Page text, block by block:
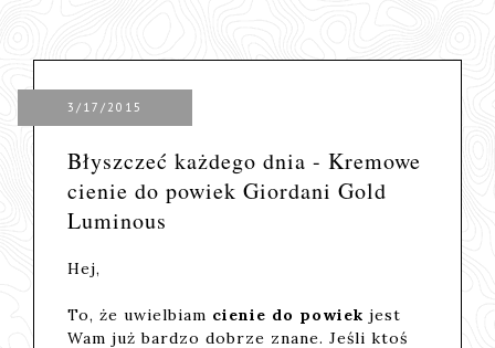
3/17/2015
Błyszczeć każdego dnia - Kremowe
cienie do powiek Giordani Gold
Luminous
Hej,
To, że uwielbiam cienie do powiekjest
Wam już bardzo dobrze znane. Jeśli ktoś